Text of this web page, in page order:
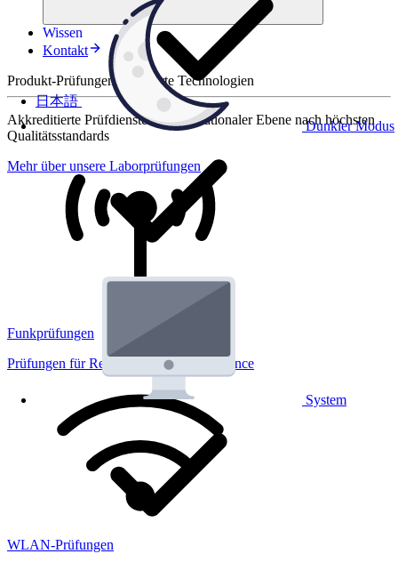
Dunkler Modus
System
日本語
Wissen
Kontakt
Produkt-Prüfungen für smarte Technologien
Akkreditierte Prüfdienste auf internationaler Ebene nach höchsten
Qualitätsstandards
Mehr über unsere Laborprüfungen
Funkprüfungen
Prüfungen für Regulatorik und Performance
WLAN-Prüfungen